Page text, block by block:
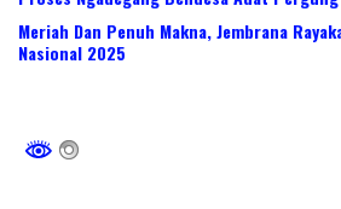
Meriah Dan Penuh Makna, Jembrana
Nasional 2025